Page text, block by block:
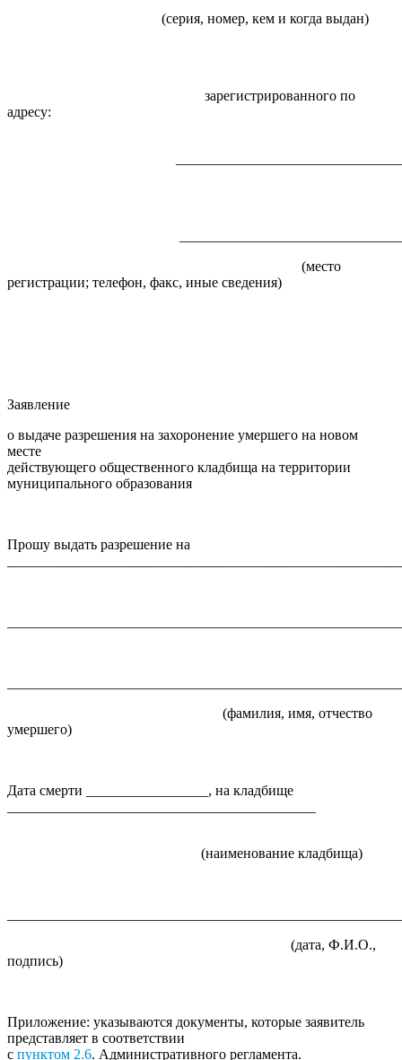
(серия, номер, кем и когда выдан)
зарегистрированного по
адресу:
(место
регистрации; телефон, факс, иные сведения)
Заявление
о выдаче разрешения на захоронение умершего на новом
месте
действующего общественного кладбища на территории
муниципального образования
Прошу выдать разрешение на
(фамилия, имя, отчество
умершего)
Дата смерти _________________, на кладбище
(наименование кладбища)
(дата, Ф.И.О.,
подпись)
Приложение: указываются документы, которые заявитель
представляет в соответствии
с пунктом 2.6. Административного регламента.